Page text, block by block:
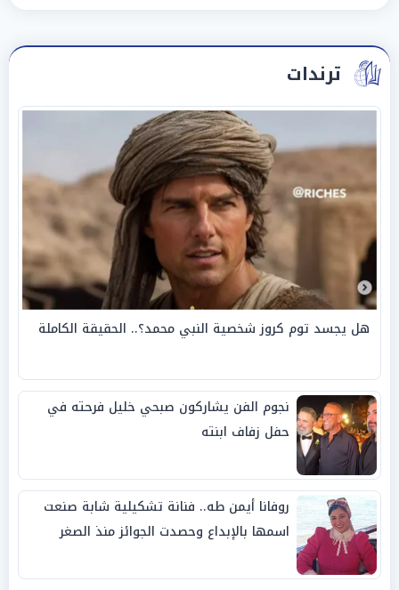
ترندات
هل يجسد توم كروز شخصية النبي محمد؟.. الحقيقة الكاملة
نجوم الفن يشاركون صبحي خليل فرحته في
حفل زفاف ابنته
روفانا أيمن طه.. فنانة تشكيلية شابة صنعت
اسمها بالإبداع وحصدت الجوائز منذ الصغر